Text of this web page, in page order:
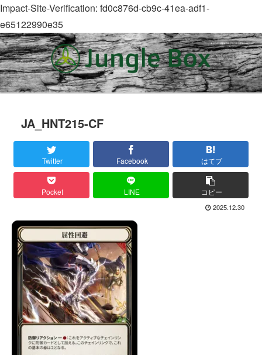
Impact-Site-Verification: fd0c876d-cb9c-41ea-adf1-
e65122990e35
JA_HNT215-CF
Twitter Facebook はてブ
Pocket LINE コピー
2025.12.30